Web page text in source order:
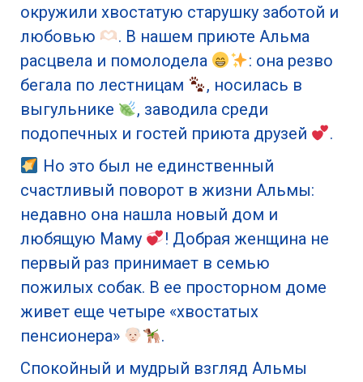
окружили хвостатую старушку заботой и
любовью
. В нашем приюте Альма
расцвела и помолодела
: она резво
бегала по лестницам
, носилась в
выгульнике
, заводила среди
подопечных и гостей приюта друзей
.
Но это был не единственный
счастливый поворот в жизни Альмы:
недавно она нашла новый дом и
любящую Маму
! Добрая женщина не
первый раз принимает в семью
пожилых собак. В ее просторном доме
живет еще четыре «хвостатых
пенсионера»
.
Спокойный и мудрый взгляд Альмы